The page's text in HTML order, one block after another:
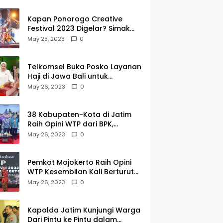
Kapan Ponorogo Creative
Festival 2023 Digelar? Simak
Tanggalnya DISINI
May 25, 2023 0
Telkomsel Buka Posko Layanan
Haji di Jawa Bali untuk
Membantu Jemaah dalam
May 26, 2023 0
38 Kabupaten-Kota di Jatim
Raih Opini WTP dari BPK,
Gubernur Khofifah Apresiasi
May 26, 2023 0
Pemkot Mojokerto Raih Opini
WTP Kesembilan Kali Berturut-
turut dari BPK Jawa Timur
May 26, 2023 0
Kapolda Jatim Kunjungi Warga
Dari Pintu ke Pintu dalam